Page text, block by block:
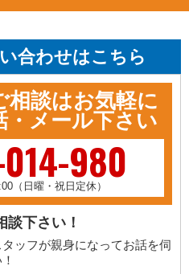
合わせはこちら
相談はお気軽に
・メール下さい
980
（日曜・祝日定休）
談下さい！
ッフが親身になってお話を伺